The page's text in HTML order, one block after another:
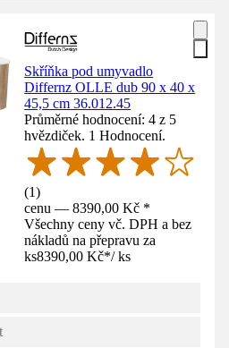
Skříňka pod umyvadlo
Differnz OLLE dub 90 x 40 x
45,5 cm 36.012.45
Průměrné hodnocení: 4 z 5
hvězdiček. 1 Hodnocení.
(1)
cenu — 8390,00 Kč *
Všechny ceny vč. DPH a bez
nákladů na přepravu za
ks8390,00 Kč*/ ks